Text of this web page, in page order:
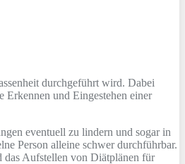
durchgeführt wird. Dabei
Erkennen und Eingestehen einer
eventuell zu lindern und sogar in
Person alleine schwer durchführbar.
das Aufstellen von Diätplänen für